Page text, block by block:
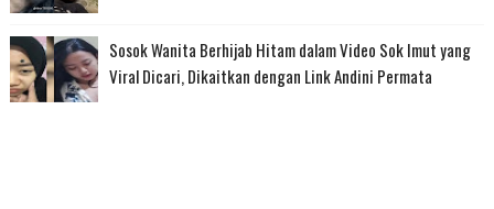
Sosok Wanita Berhijab Hitam dalam Video Sok Imut yang
Viral Dicari, Dikaitkan dengan Link Andini Permata